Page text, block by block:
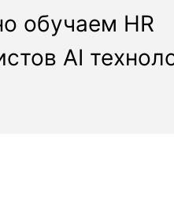
обучаем HR
AI